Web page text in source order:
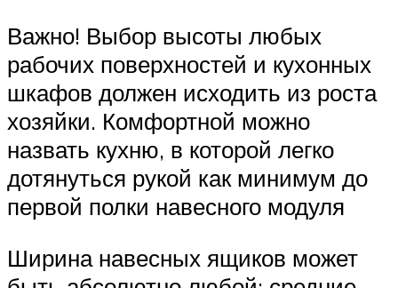
Важно! Выбор высоты любых
рабочих поверхностей и кухонных
шкафов должен исходить из роста
хозяйки. Комфортной можно
назвать кухню, в которой легко
дотянуться рукой как минимум до
первой полки навесного модуля
Ширина навесных ящиков может